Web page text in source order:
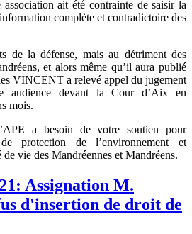
ait été contrainte de saisir la
complète et contradictoire des
de la défense, mais au détriment des
et alors même qu’il aura publié
VINCENT a relevé appel du jugement
audience devant la Cour d’Aix en
mois.
a besoin de votre soutien pour
protection de l’environnement et
vie des Mandréennes et Mandréens.
Assignation M.
d'insertion de droit de